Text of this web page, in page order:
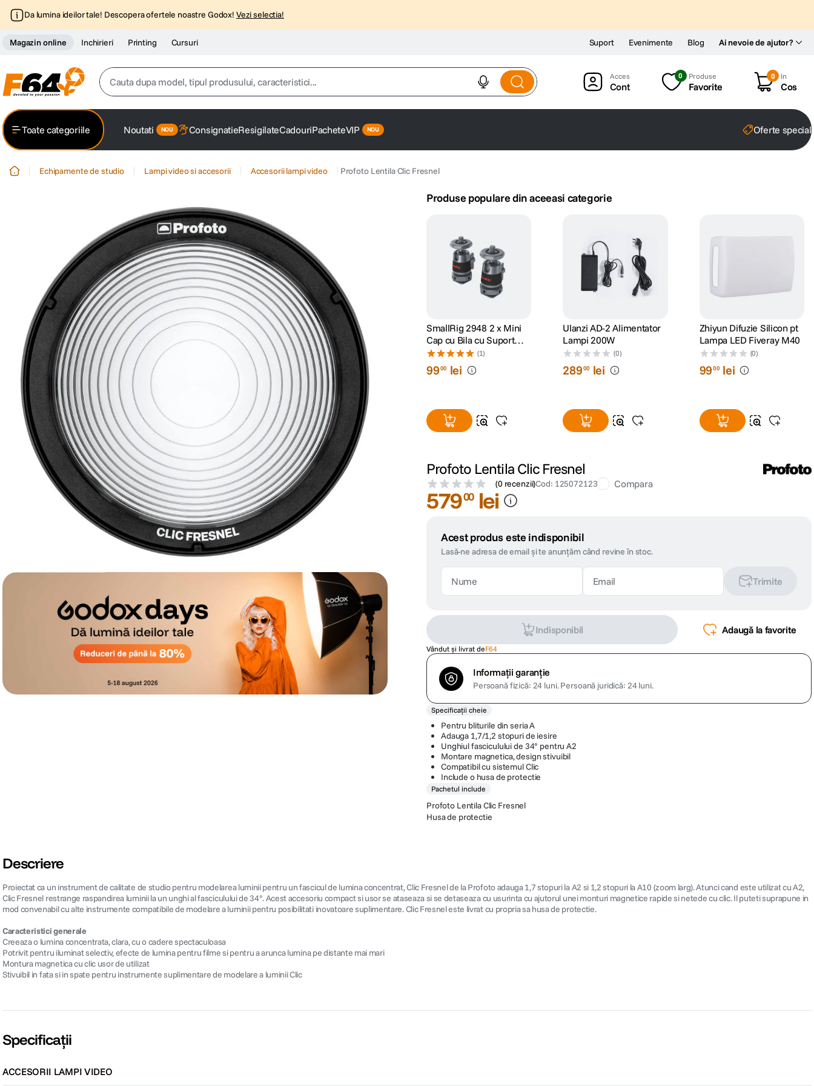
Da lumina ideilor tale! Descopera ofertele noastre Godox! Vezi selectia!
Magazin online Inchirieri Printing Cursuri Ai nevoie de ajutor?
Suport Evenimente Blog
Cauta dupa model, tipul produsului, caracteristici...
trepied
trepied telefon
4. peak design
5. canon sx740 hs
6. lavaliera
. card memorie
8 dji mic mini
dji osmo
10 insta 360
Cont
0 Produse
Favorite
0 In
Cos
Toate categoriile Noutati ConsignatieResigilateCadouriPacheteVIP Oferte
Echipamente de studio Lampi video si accesorii Accesorii lampi video Profoto Lentila Clic Fresnel
Produse populare din aceeasi categorie
SmallRig 2948 2 x Mini
Cap cu Bila cu Suport
Cold Shoe Detasabil
(1)
9900 lei
Ulanzi AD-2 Alimentator
Lampi 200W
(0)
28900 lei
Zhiyun Difuzie Silicon pt
Lampa LED Fiveray M40
(0)
9900 lei
Profoto Lentila Clic Fresnel
(0 recenzii)Cod: 125072123 Compara
57900 lei
Acest produs este indisponibil
Lasă-ne adresa de email și te anunțăm când revine în stoc.
Trimite
Indisponibil Adaugă la favorite
Vândut și livrat deF64
Informații garanție
Persoană fizică: 24 luni.Persoană juridică: 24 luni.
Specificații cheie
Pentru bliturile din seria A
Adauga 1,7/1,2 stopuri de iesire
Unghiul fasciculului de 34° pentru A2
Montare magnetica, design stivuibil
Compatibil cu sistemul Clic
Include o husa de protectie
Pachetul include
Profoto Lentila Clic Fresnel
Husa de protectie
Descriere
Proiectat ca un instrument de calitate de studio pentru modelarea luminii pentru un fascicul de lumina concentrat, Clic Fresnel de la Profoto adauga 1,7 stopuri la A2 si 1,2 stopuri la A10 (zoom larg). Atunci cand este utilizat cu A2,
Clic Fresnel restrange raspandirea luminii la un unghi al fasciculului de 34°. Acest accesoriu compact si usor se ataseaza si se detaseaza cu usurinta cu ajutorul unei monturi magnetice rapide si netede cu clic. Il puteti suprapune in
mod convenabil cu alte instrumente compatibile de modelare a luminii pentru posibilitati inovatoare suplimentare. Clic Fresnel este livrat cu propria sa husa de protectie.
Caracteristici generale
Creeaza o lumina concentrata, clara, cu o cadere spectaculoasa
Potrivit pentru iluminat selectiv, efecte de lumina pentru filme si pentru a arunca lumina pe distante mai mari
Montura magnetica cu clic usor de utilizat
Stivuibil in fata si in spate pentru instrumente suplimentare de modelare a luminii Clic
Specificații
ACCESORII LAMPI VIDEO